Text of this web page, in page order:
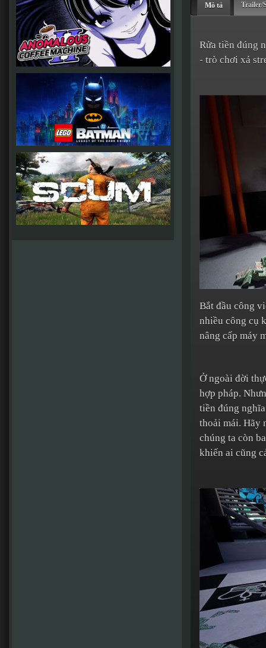
Mô tả Trailer/
Rửa tiền đúng
- trò chơi xả
Bắt đầu công
nhiều công cụ
nâng cấp máy
Ở ngoài đời
hợp pháp.
tiền đúng
thoải mái. Hãy
chúng ta còn
khiến ai cũng